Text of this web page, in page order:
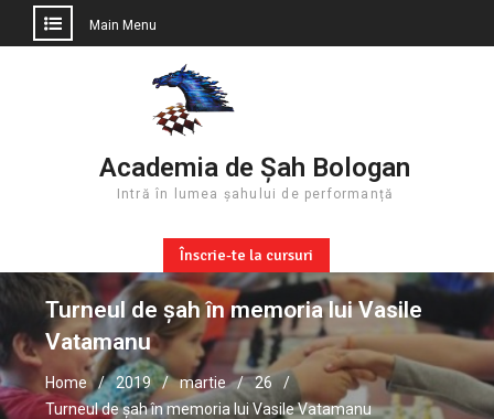
Main Menu
Academia de Șah Bologan
Intră în lumea șahului de performanță
Înscrie-te la cursuri
Turneul de șah în memoria lui Vasile
Vatamanu
Home 2019 martie
26
Turneul de șah în memoria lui Vasile Vatamanu